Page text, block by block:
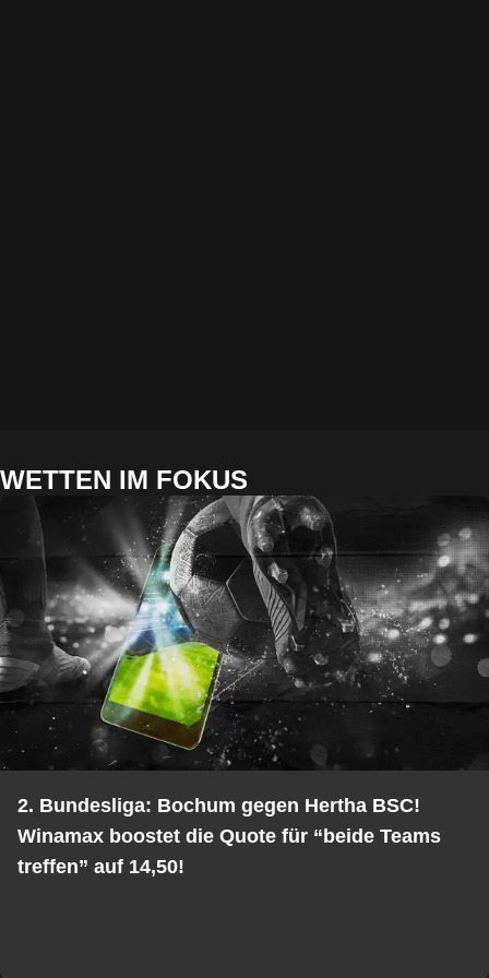
WETTEN IM FOKUS
2. Bundesliga: Bochum gegen Hertha BSC!
Winamax boostet die Quote für “beide Teams
treffen” auf 14,50!